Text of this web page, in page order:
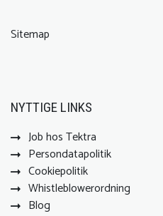
Sitemap
NYTTIGE LINKS
Job hos Tektra
Persondatapolitik
Cookiepolitik
Whistleblowerordning
Blog